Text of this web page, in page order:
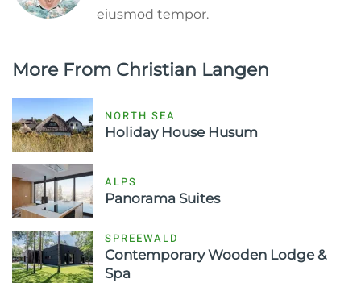
eiusmod tempor.
More From Christian Langen
NORTH SEA
Holiday House Husum
ALPS
Panorama Suites
SPREEWALD
Contemporary Wooden Lodge &
Spa